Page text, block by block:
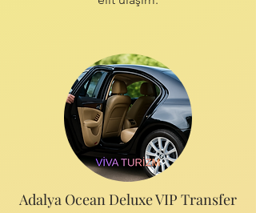
Adalya Ocean Deluxe VIP Transfer